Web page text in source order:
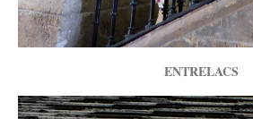
ENTRELACS